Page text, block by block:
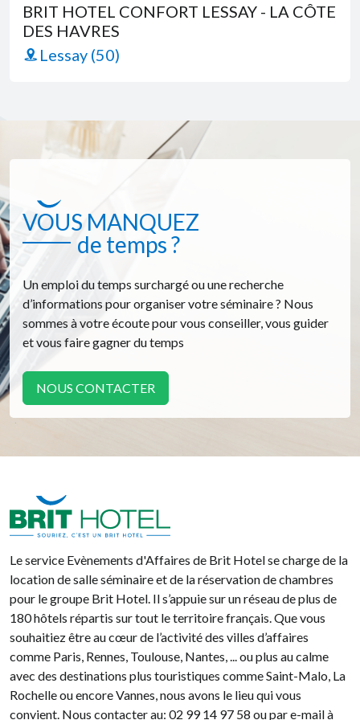
BRIT HOTEL CONFORT LESSAY - LA CÔTE
DES HAVRES
Lessay (50)
VOUS MANQUEZ
de temps ?
Un emploi du temps surchargé ou une recherche
d’informations pour organiser votre séminaire ? Nous
sommes à votre écoute pour vous conseiller, vous guider
et vous faire gagner du temps
NOUS CONTACTER
Brit Hotel
Le service Evènements d'Affaires de Brit Hotel se charge de la
location de salle séminaire et de la réservation de chambres
pour le groupe Brit Hotel. Il s’appuie sur un réseau de plus de
180 hôtels répartis sur tout le territoire français. Que vous
souhaitiez être au cœur de l’activité des villes d’affaires
comme Paris, Rennes, Toulouse, Nantes, ... ou plus au calme
avec des destinations plus touristiques comme Saint-Malo, La
Rochelle ou encore Vannes, nous avons le lieu qui vous
convient. Nous contacter au: 02 99 14 97 58 ou par e-mail à